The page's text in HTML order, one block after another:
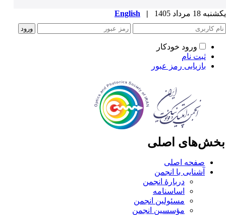
18 مرداد 1405 |
English
ورود خودکار
ثبت نام
بازیابی رمز عبور
اصلی
صفحه اصلی
آشنایی با انجمن
دربارۀ انجمن
اساسنامه
مسئولین انجمن
مؤسسین انجمن